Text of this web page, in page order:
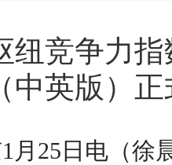
纽竞争力
中英版）
月25日电（徐